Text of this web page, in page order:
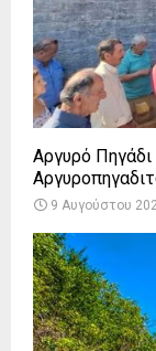
Αργυρό
9 Αυγούστου